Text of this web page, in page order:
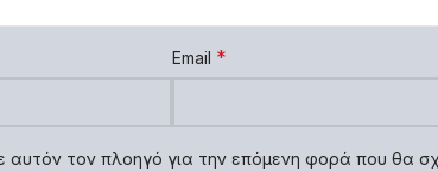
Email *
αυτόν τον πλοηγό για την επόμενη φορά που θα